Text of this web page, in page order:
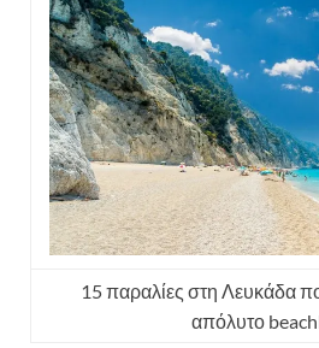
15 παραλίες στη Λευκάδα
απόλυτο